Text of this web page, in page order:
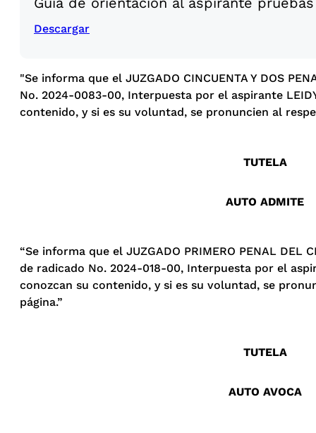
Descargar
"Se informa que el JUZGADO CINCUENTA Y DOS
No. 2024-0083-00, Interpuesta por el aspirante
contenido, y si es su voluntad, se pronuncien al
TUTELA
AUTO ADMITE
“Se informa que el JUZGADO PRIMERO PENAL
de radicado No. 2024-018-00, Interpuesta por el
conozcan su contenido, y si es su voluntad, se
página.”
TUTELA
AUTO AVOCA